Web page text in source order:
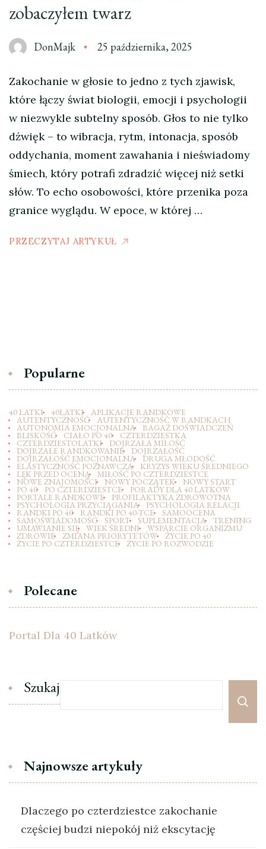
zobaczyłem twarz
DonMajk 25 października, 2025
Zakochanie w głosie to jedno z tych zjawisk,
które łączy świat biologii, emocji i psychologii
w niezwykle subtelny sposób. Głos to nie tylko
dźwięk – to wibracja, rytm, intonacja, sposób
oddychania, moment zawahania i nieświadomy
śmiech, który potrafi zdradzić więcej niż setki
słów. To echo osobowości, które przenika poza
granice wyglądu. W epoce, w której …
PRZECZYTAJ ARTYKUŁ
Popularne
40 LATKI 40LATKI APLIKACJE RANDKOWE
AUTENTYCZNOŚĆ AUTENTYCZNOŚĆ W RANDKACH
AUTONOMIA EMOCJONALNA BAGAŻ DOŚWIADCZEŃ
BLISKOŚĆ CIAŁO PO 40 CZTERDZIESTKA
CZTERDZIESTOLATKI DOJRZAŁA MIŁOŚĆ
DOJRZAŁE RANDKOWANIE DOJRZAŁOŚĆ
DOJRZAŁOŚĆ EMOCJONALNA DRUGA MŁODOŚĆ
ELASTYCZNOŚĆ POZNAWCZA KRYZYS WIEKU ŚREDNIEGO
LĘK PRZED OCENĄ MIŁOŚĆ PO CZTERDZIESTCE
NOWE ZNAJOMOŚCI NOWY POCZĄTEK NOWY START
PO 40 PO CZTERDZIESTCE PORADY DLA 40 LATKÓW
PORTALE RANDKOWE PROFILAKTYKA ZDROWOTNA
PSYCHOLOGIA PRZYCIĄGANIA PSYCHOLOGIA RELACJI
RANDKI PO 40 RANDKI PO 40-TCE SAMOOCENA
SAMOŚWIADOMOŚĆ SPORT SUPLEMENTACJA TRENING
UMAWIANIE SIĘ WIEK ŚREDNI WSPARCIE ORGANIZMU
ZDROWIE ZMIANA PRIORYTETÓW ŻYCIE PO 40
ŻYCIE PO CZTERDZIESTCE ŻYCIE PO ROZWODZIE
Polecane
Portal Dla 40 Latków
Szukaj
Najnowsze artykuły
Dlaczego po czterdziestce zakochanie
częściej budzi niepokój niż ekscytację